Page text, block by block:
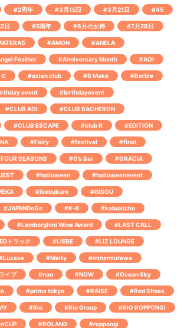
#2周年 #3月15日 #3月21日 #45
日 #5周年 #6月の女神 #7月29日
#AMON #ANELA
Feather #Anniversary Month #AOI
#azian club #B Make #Barbie
event #birthdayevent
#CLUB AOI #CLUB BACHERON
#CLUB ESCAPE #club R #EDITION
#Fairy #festival #final
SEASONS #G’s Bar #GRACIA
#halloween #halloweenevent
#ikebukuro #INSOU
#JAPANDoGs #K-Ⅱ #kabukicho
#Lamborghini Wine Award #LAST CALL
トラック #LIEBE #LIZ LOUNGE
#Melty #minamiurawa
イブ #nao #NOW #Ocean Sky
#prima tokyo #RAISE #Red Shoes
#Rio #Rio Group #RIO ROPPONGI
#ROLAND #roppongi